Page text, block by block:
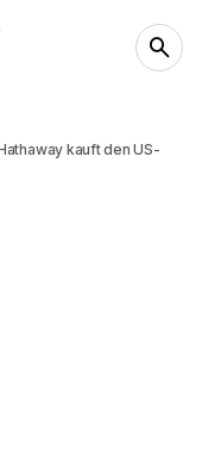
kauft den US-